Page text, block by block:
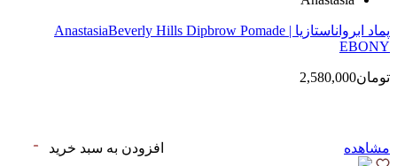
پماد ابرواناستازیا | AnastasiaBeverly Hills Dipbrow Pomade
EBONY
تومان2,580,000
مشاهده افزودن به سبد خرید